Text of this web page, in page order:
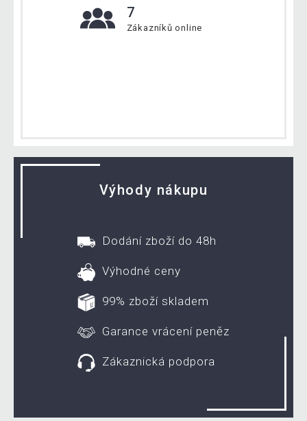
7
Zákazníků online
Výhody nákupu
Dodání zboží do 48h
Výhodné ceny
99% zboží skladem
Garance vrácení peněz
Zákaznická podpora